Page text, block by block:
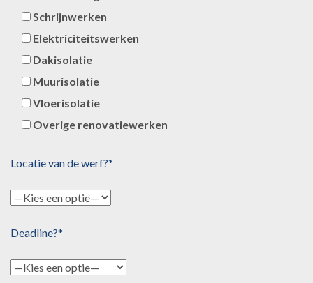
Schrijnwerken
Elektriciteitswerken
Dakisolatie
Muurisolatie
Vloerisolatie
Overige renovatiewerken
Locatie van de werf?*
Deadline?*